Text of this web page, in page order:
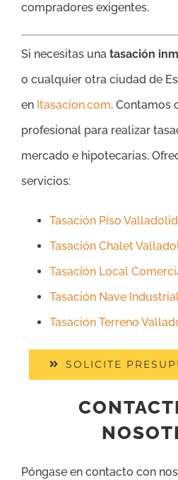
compradores exigentes.
Si necesitas una tasación
o cualquier otra ciudad de
en Itasacion.com. Contamos
profesional para realizar
mercado e hipotecarias.
servicios:
Tasación Piso Valladolid
Tasación Chalet
Tasación Local
Tasación Nave
Tasación Terreno
SOLICITE
Póngase en contacto con